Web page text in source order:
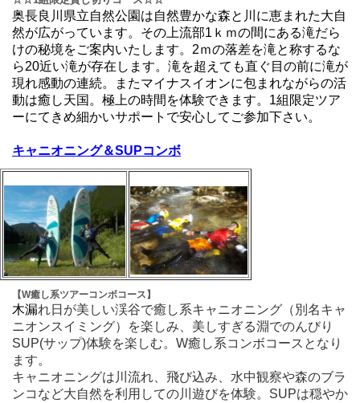
奥長良川県立自然公園は自然豊かな森と川に恵まれた大自
然が広がっています。その上流部1ｋｍの間にある滝だら
けの秘境をご案内いたします。2ｍの落差を滝と称するな
ら20近い滝が存在します。滝を超えても直ぐ目の前に滝が
現れ感動の連続。またマイナスイオンに包まれながらの活
動は癒し天国。極上の時間を体験できます。1組限定ツア
ーにてきめ細かいサポートで安心してご参加下さい。
キャニオニング＆SUPコンボ
【W癒し系ツアーコンボコース】
木漏れ日が美しい渓谷で癒し系キャニオニング（別名キャ
ニオンスイミング）を楽しみ、美しすぎる淵でのんびり
SUP(サップ)体験を楽しむ。W癒し系コンボコースとなり
ます。
キャニオニングは川流れ、飛び込み、水中観察や森のブラ
ンコなど大自然を利用しての川遊びを体験。SUPは穏やか